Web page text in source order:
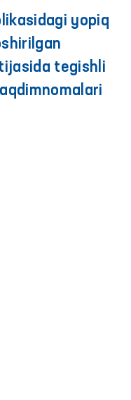
yopiq
tegishli